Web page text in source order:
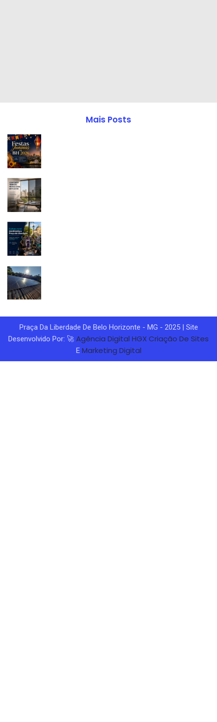
Mais Posts
Praça Da Liberdade De Belo Horizonte - MG - 2025 | Site
Desenvolvido Por: 🚀 Agência Digital HGXCriação De Sites
E Marketing Digital